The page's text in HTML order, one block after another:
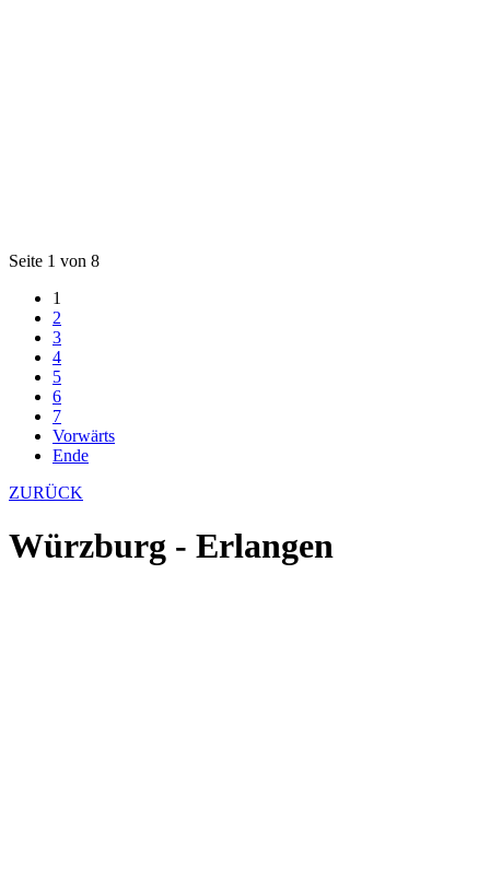
Seite 1 von 8
1
2
3
4
5
6
7
Vorwärts
Ende
ZURÜCK
Würzburg - Erlangen